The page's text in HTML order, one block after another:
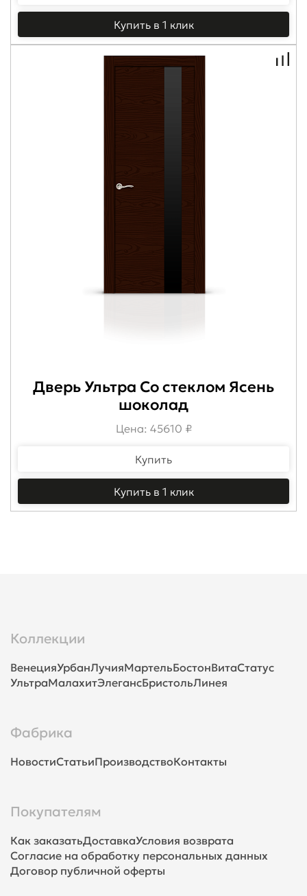
Купить в 1 клик
Дверь Ультра Со стеклом Ясень
шоколад
Цена: 45610 ₽
Купить
Купить в 1 клик
Коллекции
ВенецияУрбанЛучияМартельБостонВитаСтатус
УльтраМалахитЭлегансБристольЛинея
Фабрика
НовостиСтатьиПроизводствоКонтакты
Покупателям
Как заказатьДоставкаУсловия возврата
Согласие на обработку персональных данных
Договор публичной оферты